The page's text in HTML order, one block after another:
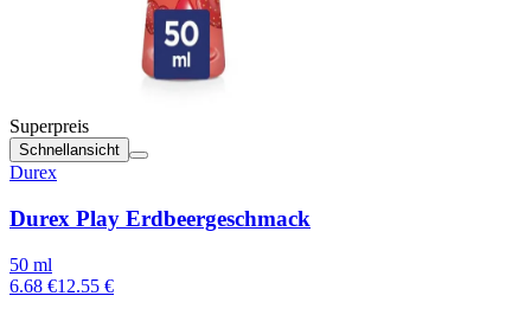
Superpreis
Schnellansicht
Durex
Durex Play Erdbeergeschmack
50 ml
6.68 €12.55 €